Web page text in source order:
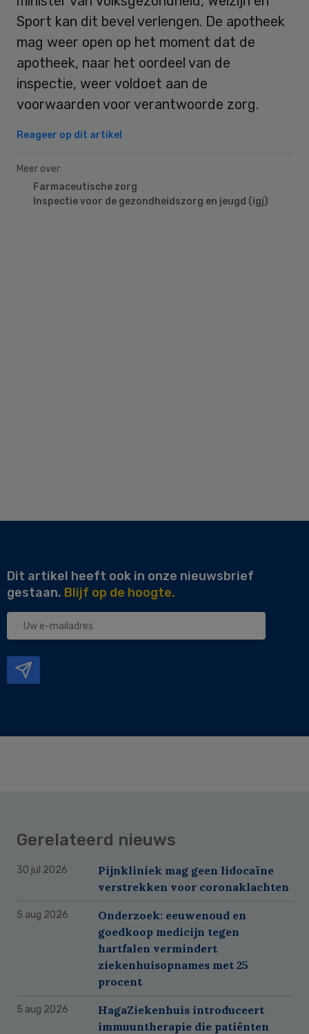
Sport kan dit bevel verlengen. De apotheek
mag weer open op het moment dat de
apotheek, naar het oordeel van de
inspectie, weer voldoet aan de
voorwaarden voor verantwoorde zorg.
Reageer op dit artikel
Meer over:
Farmaceutische zorg
Inspectie voor de gezondheidszorg en jeugd (igj)
Dit artikel heeft ook in onze nieuwsbrief
gestaan. Blijf op de hoogte.
Uw
Gerelateerd nieuws
30 jul 2026
Pijnkliniek mag geen lidocaïne
verstrekken voor coronaklachten
5 aug 2026
Onderzoek: eeuwenoud en
goedkoop medicijn tegen
hartfalen vermindert
ziekenhuisopnames met 25
procent
5 aug 2026
HagaZiekenhuis introduceert
immuuntherapie die patiënten